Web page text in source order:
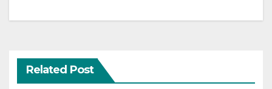
Related Post